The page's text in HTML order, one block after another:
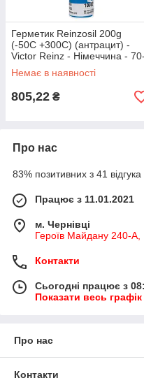
Герметик Reinzosil 200g
(-50С +300С) (антрацит) -
Victor Reinz - Німеччина - 70-
31414-20
Немає в наявності
805,22 ₴
Про нас
83% позитивних з 41 відгука
Працює з 11.01.2021
м. Чернівці
Героїв Майдану 240-А,
Контакти
Сьогодні працює з
Показати весь
Про нас
Контакти